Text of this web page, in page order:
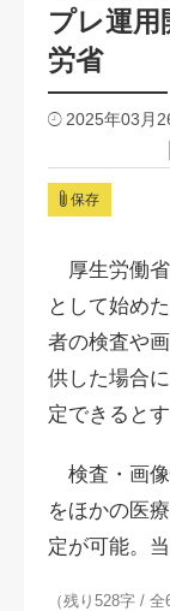
プレ運
労省
2025年03月
保存
厚生労働省
として始め
者の検査や
供した場合
定できると
検査・画像
をほかの医
定が可能。
（残り528字 / 全